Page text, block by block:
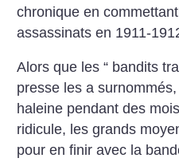
chronique en
assassinats en 1911-
Alors que les “ bandits
presse les a
haleine pendant des
ridicule, les grands
pour en finir avec la